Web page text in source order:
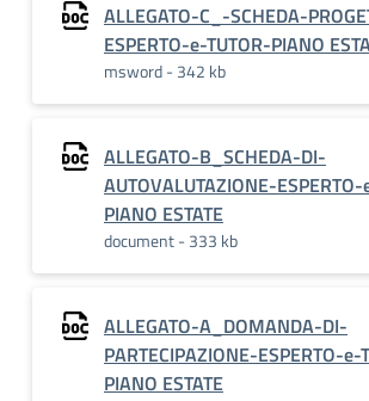
ALLEGATO-C_-SCHEDA-
ESPERTO-e-TUTOR-PIANO
msword - 342 kb
ALLEGATO-B_SCHEDA-DI-
AUTOVALUTAZIONE-
PIANO ESTATE
document - 333 kb
ALLEGATO-A_DOMANDA-DI-
PARTECIPAZIONE-ESPERTO-e-
PIANO ESTATE